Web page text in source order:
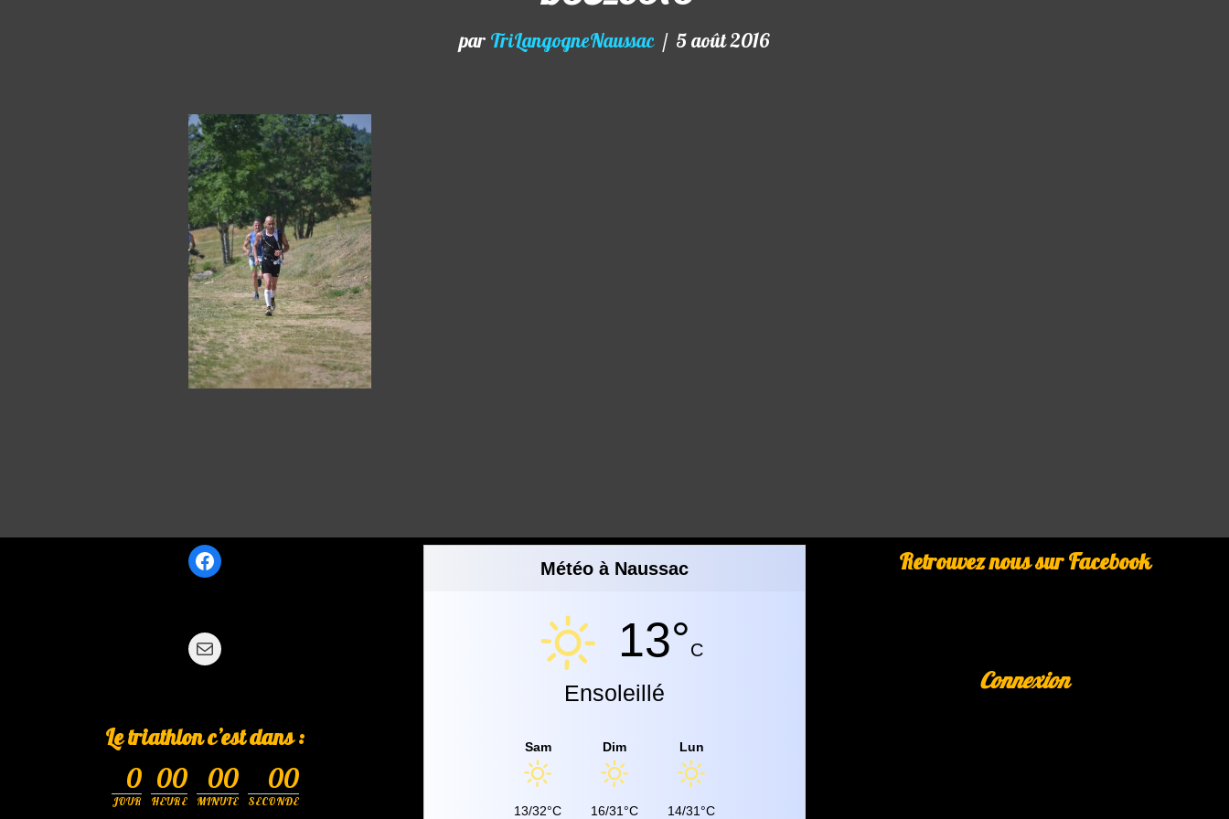
par TriLangogneNaussac 5 août 2016
Le triathlon c’est dans :
0
JOUR
00
HEURE
00
MINUTE
00
SECONDE
Météo à Naussac
13°C
Ensoleillé
Sam
13/32°C
Dim
16/31°C
Lun
14/31°C
Retrouvez nous sur Facebook
Connexion